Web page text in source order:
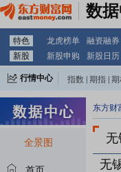
数
特色 龙虎榜单 融资融券
新股
新股申购 新股日历
行情中心 指数 期指 期
全景图
东方财
无